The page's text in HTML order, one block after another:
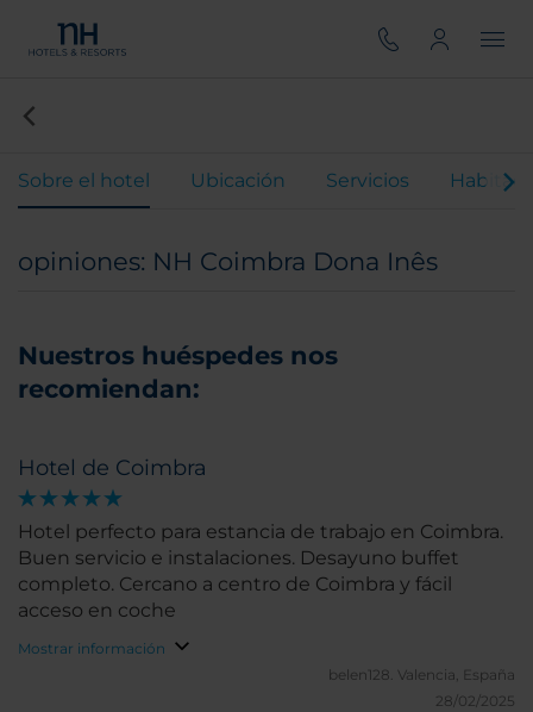
Sobre el hotel Ubicación Servicios
opiniones: NH Coimbra Dona Inês
Nuestros huéspedes nos
recomiendan:
Hotel de Coimbra
Hotel perfecto para estancia de trabajo en Coimbra.
Buen servicio e instalaciones. Desayuno buffet
completo. Cercano a centro de Coimbra y fácil
acceso en coche
Mostrar información
belen128. Valencia, España
28/02/2025